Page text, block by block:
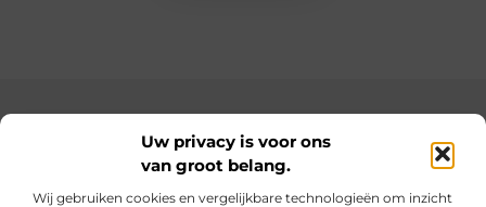
Uw privacy is voor ons
van groot belang.
Wij gebruiken cookies en vergelijkbare technologieën om inzicht